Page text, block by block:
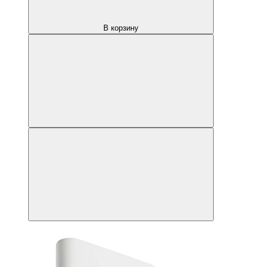
В корзину